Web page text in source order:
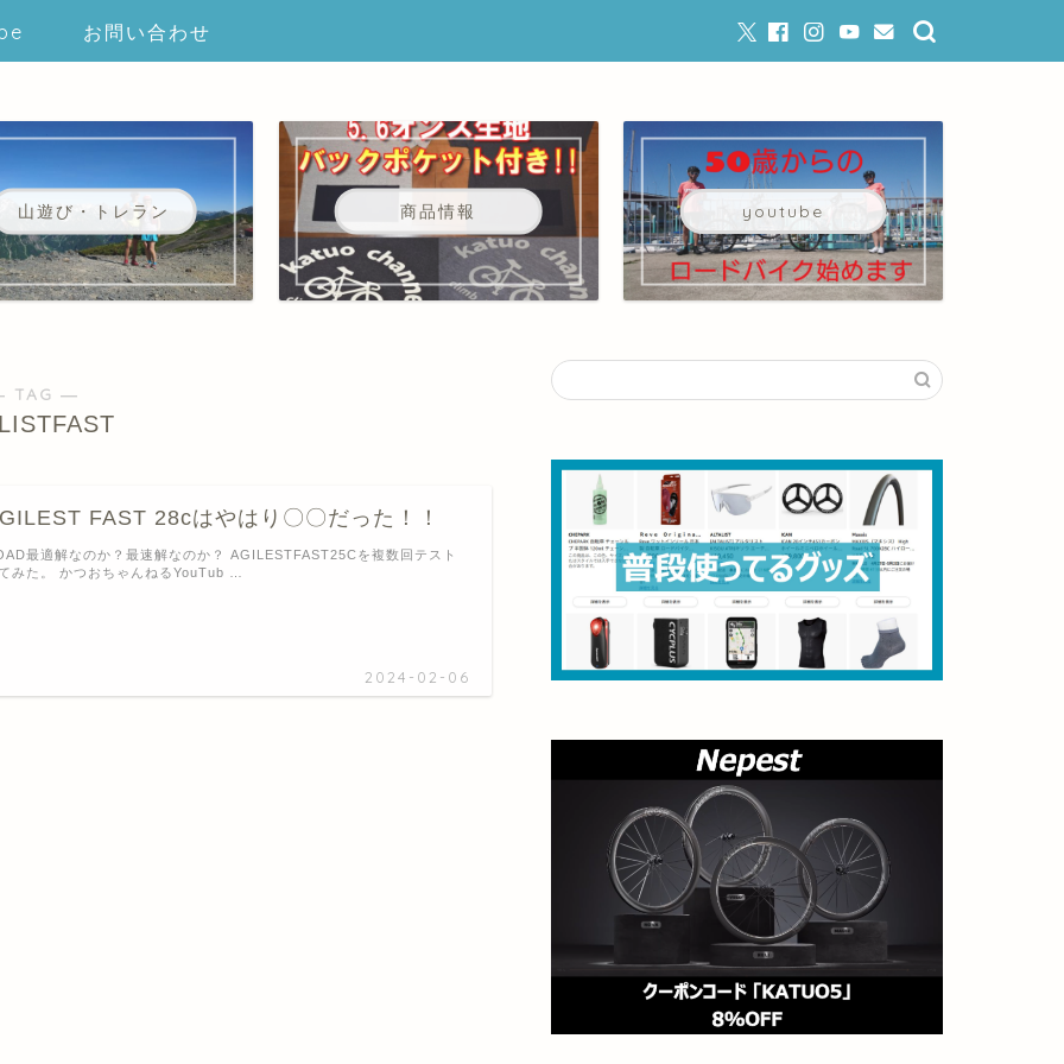
お問い合わせ
山遊び・トレラン 商品情報 youtube
TAG ―
FAST 28cはやはり〇〇だった！！
2024-02-06
最適解なのか？最速解なのか？ AGILESTFAST25Cを複数回テスト
みた。 かつおちゃんねるYouTub …